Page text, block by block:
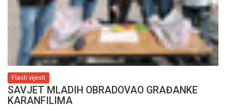
Flash vijesti
SAVJET MLADIH OBRADOVAO GRAĐANKE
KARANFILIMA